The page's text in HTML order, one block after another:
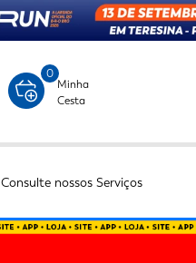
0
Minha
Cesta
Consulte nossos Serviços